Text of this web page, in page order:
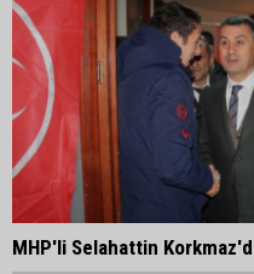
MHP'li Selahattin